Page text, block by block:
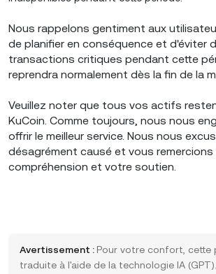
Nous rappelons gentiment aux
de planifier en conséquence et d'éviter
transactions critiques pendant cette
reprendra normalement dès la fin de la
Veuillez noter que tous vos actifs
KuCoin. Comme toujours, nous nous
offrir le meilleur service. Nous nous
désagrément causé et vous
compréhension et votre soutien.
Avertissement : Pour votre confort, cette
traduite à l'aide de la technologie IA